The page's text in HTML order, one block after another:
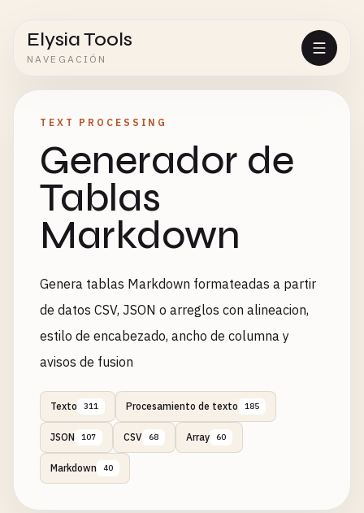
Elysia Tools
NAVEGACIÓN
TEXT PROCESSING
Generador de
Tablas
Markdown
Genera tablas Markdown formateadas a partir
de datos CSV, JSON o arreglos con alineacion,
estilo de encabezado, ancho de columna y
avisos de fusion
Texto 311 Procesamiento de texto 185
JSON 107 CSV 68 Array 60
Markdown 40